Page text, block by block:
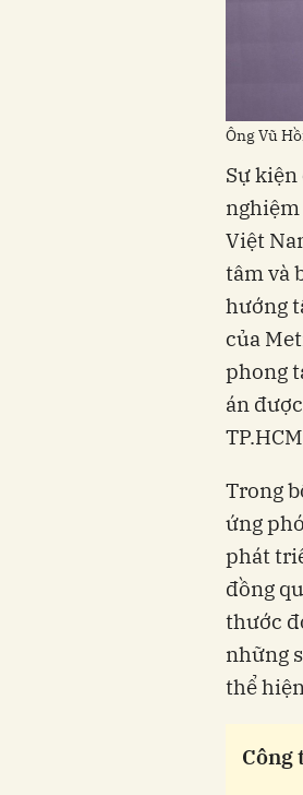
Ông Vũ
Sự
nghiệm
Việt
tâm và
hướng
của
phong
án
Trong
ứng
phát
đồng
thước
những
thể
Công